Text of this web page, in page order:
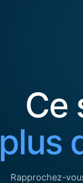
Ce
plus
Rapprochez-